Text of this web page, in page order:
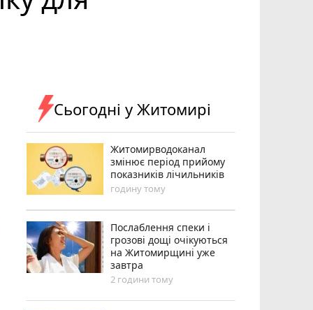
Сьогодні у Житомирі
Житомирводоканал
змінює період прийому
показників лічильників
годину тому
Послаблення спеки і
грозові дощі очікуються
на Житомирщині уже
завтра
2 години тому